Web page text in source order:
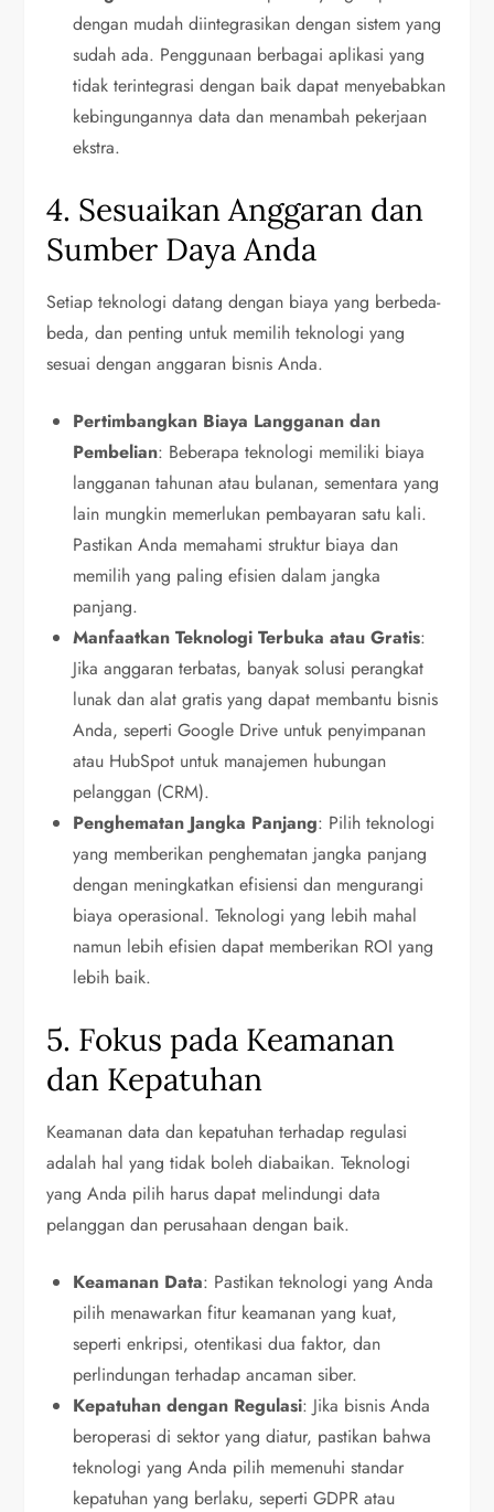
dengan mudah diintegrasikan dengan sistem yang
sudah ada. Penggunaan berbagai aplikasi yang
tidak terintegrasi dengan baik dapat menyebabkan
kebingungannya data dan menambah pekerjaan
ekstra.
4. Sesuaikan Anggaran dan
Sumber Daya Anda
Setiap teknologi datang dengan biaya yang berbeda-
beda, dan penting untuk memilih teknologi yang
sesuai dengan anggaran bisnis Anda.
Pertimbangkan Biaya Langganan dan
Pembelian: Beberapa teknologi memiliki biaya
langganan tahunan atau bulanan, sementara yang
lain mungkin memerlukan pembayaran satu kali.
Pastikan Anda memahami struktur biaya dan
memilih yang paling efisien dalam jangka
panjang.
Manfaatkan Teknologi Terbuka atau Gratis:
Jika anggaran terbatas, banyak solusi perangkat
lunak dan alat gratis yang dapat membantu bisnis
Anda, seperti Google Drive untuk penyimpanan
atau HubSpot untuk manajemen hubungan
pelanggan (CRM).
Penghematan Jangka Panjang: Pilih teknologi
yang memberikan penghematan jangka panjang
dengan meningkatkan efisiensi dan mengurangi
biaya operasional. Teknologi yang lebih mahal
namun lebih efisien dapat memberikan ROI yang
lebih baik.
5. Fokus pada Keamanan
dan Kepatuhan
Keamanan data dan kepatuhan terhadap regulasi
adalah hal yang tidak boleh diabaikan. Teknologi
yang Anda pilih harus dapat melindungi data
pelanggan dan perusahaan dengan baik.
Keamanan Data: Pastikan teknologi yang Anda
pilih menawarkan fitur keamanan yang kuat,
seperti enkripsi, otentikasi dua faktor, dan
perlindungan terhadap ancaman siber.
Kepatuhan dengan Regulasi: Jika bisnis Anda
beroperasi di sektor yang diatur, pastikan bahwa
teknologi yang Anda pilih memenuhi standar
kepatuhan yang berlaku, seperti GDPR atau